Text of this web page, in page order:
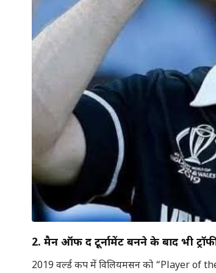
2. मैन ऑफ द टूर्नामेंट बनने के बाद भी ट्रॉफी
2019 वर्ल्ड कप में विलियमसन को “Player of